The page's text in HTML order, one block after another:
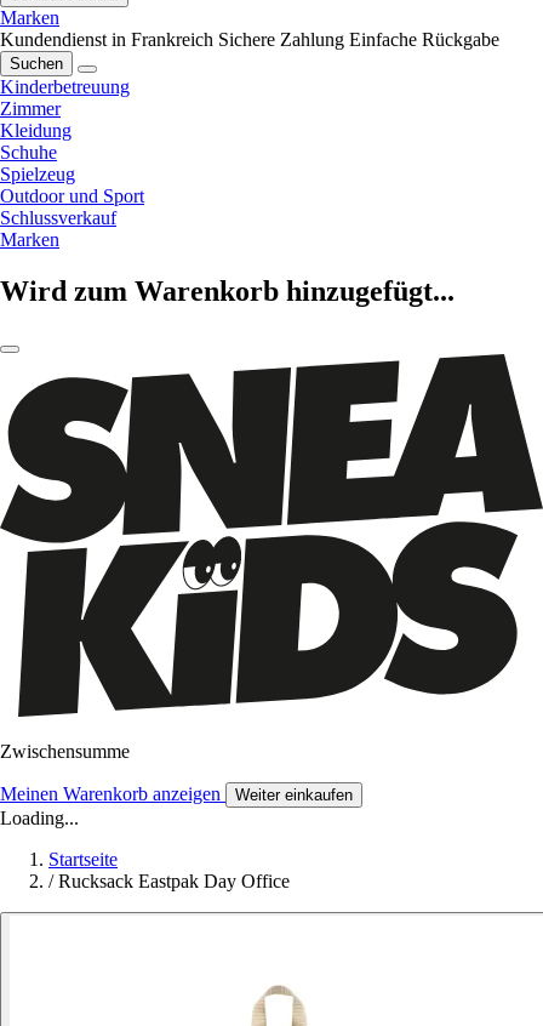
Marken
Kundendienst in Frankreich Sichere Zahlung Einfache Rückgabe
Suchen
Kinderbetreuung
Zimmer
Kleidung
Schuhe
Spielzeug
Outdoor und Sport
Schlussverkauf
Marken
Wird zum Warenkorb hinzugefügt...
Zwischensumme
Meinen Warenkorb anzeigen Weiter einkaufen
Loading...
Startseite
/ Rucksack Eastpak Day Office